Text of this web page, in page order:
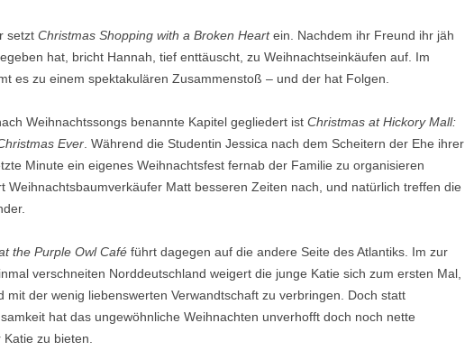
setzt Christmas Shopping with a Broken Heartein. Nachdem ihr Freund ihr jäh
hat, bricht Hannah, tief enttäuscht, zu Weihnachtseinkäufen auf. Im
es zu einem spektakulären Zusammenstoß – und der hat Folgen.
Weihnachtssongs benannte Kapitel gegliedert ist Christmas at Hickory Mall:
Ever . Während die Studentin Jessica nach dem Scheitern der Ehe ihrer
Minute ein eigenes Weihnachtsfest fernab der Familie zu organisieren
Weihnachtsbaumverkäufer Matt besseren Zeiten nach, und natürlich treffen die
the Purple Owl Café führt dagegen auf die andere Seite des Atlantiks. Im zur
verschneiten Norddeutschland weigert die junge Katie sich zum ersten Mal,
mit der wenig liebenswerten Verwandtschaft zu verbringen. Doch statt
hat das ungewöhnliche Weihnachten unverhofft doch noch nette
zu bieten.